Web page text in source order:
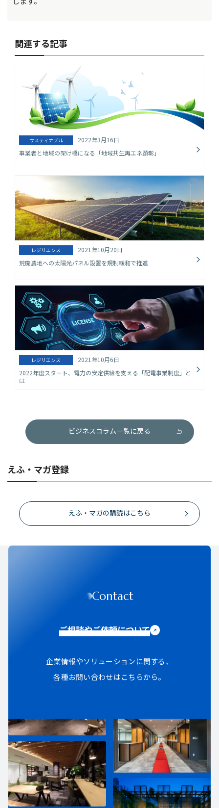
関連する記事
サスティナブル
2022年3月16日
事業者と地域の架け橋になる「地域共生再エネ顕彰」
レジリエンス
2021年10月20日
荒廃農地への太陽光パネル設置を規制緩和で推進
レジリエンス
2021年10月6日
2022年度スタート、電力の安定供給を支える「配電事業制度」と
は
ビジネスコラム一覧に戻る
えふ・マガ登録
えふ・マガの購読はこちら
Contact
ご相談やご依頼について
企業情報やソリューションに関する、
各種お問い合わせはこちらから。